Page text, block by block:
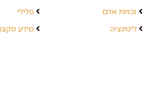
זכויות אדם
ליטיגציה
פלילי
מידע